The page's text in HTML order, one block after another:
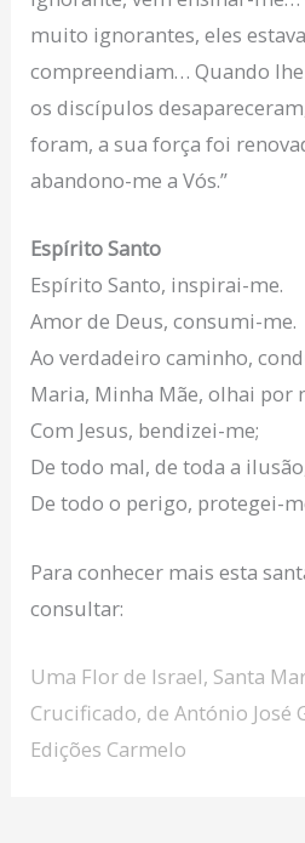
muito ignorantes, eles
compreendiam… Quando
os discípulos
foram, a sua força foi
abandono-me a Vós.”
Espírito Santo
Espírito Santo, inspirai-me.
Amor de Deus, consumi-me.
Ao verdadeiro caminho,
Maria, Minha Mãe, olhai por
Com Jesus, bendizei-me;
De todo mal, de toda a
De todo o perigo, protegei-
Para conhecer mais esta
consultar:
Uma Flor de Israel, Santa
Crucificado, de António José
Edições Carmelo